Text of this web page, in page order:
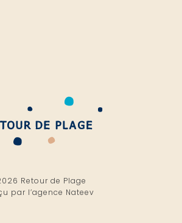
Retour de Plage
par l’agence Nateev